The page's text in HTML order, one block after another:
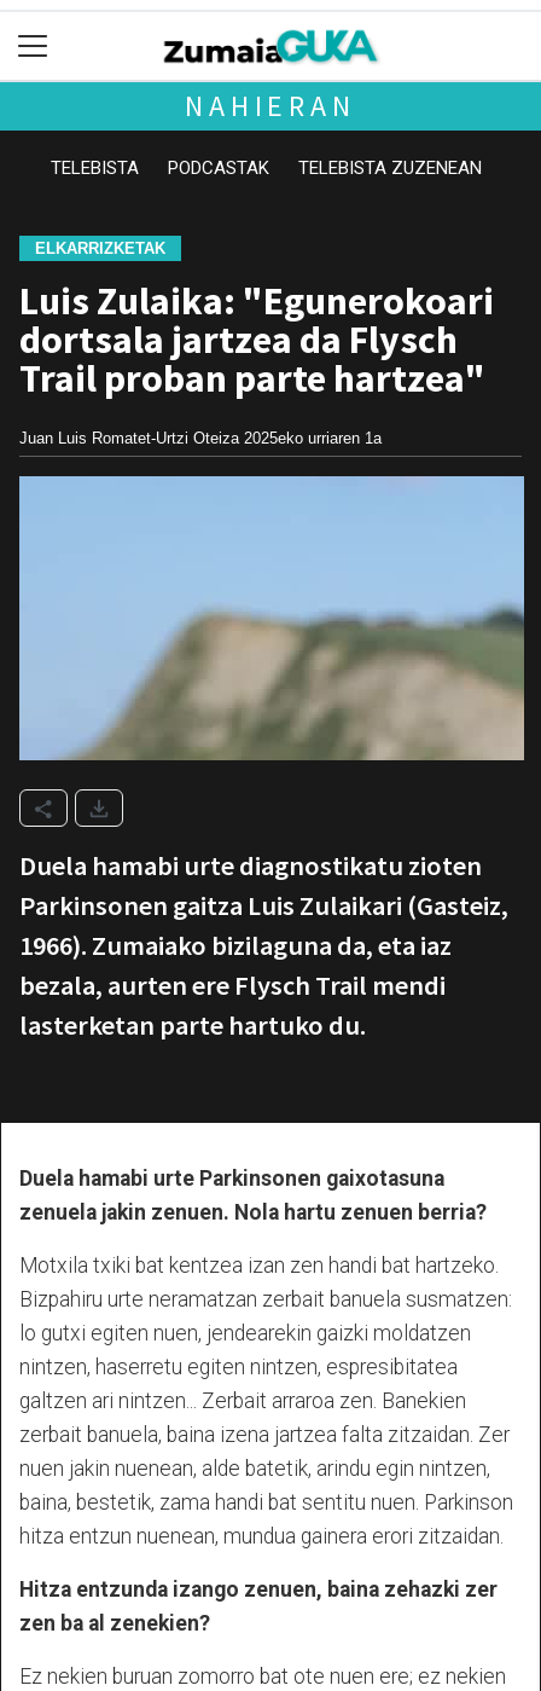
NAHIERAN
TELEBISTA PODCASTAK TELEBISTA ZUZENEAN
ELKARRIZKETAK
Luis Zulaika: "Egunerokoari
dortsala jartzea da Flysch
Trail proban parte hartzea"
Juan Luis Romatet-Urtzi Oteiza 2025eko urriaren 1a
Duela hamabi urte diagnostikatu zioten
Parkinsonen gaitza Luis Zulaikari (Gasteiz,
1966). Zumaiako bizilaguna da, eta iaz
bezala, aurten ere Flysch Trail mendi
lasterketan parte hartuko du.
Duela hamabi urte Parkinsonen gaixotasuna
zenuela jakin zenuen. Nola hartu zenuen berria?
Motxila txiki bat kentzea izan zen handi bat hartzeko.
Bizpahiru urte neramatzan zerbait banuela susmatzen:
lo gutxi egiten nuen, jendearekin gaizki moldatzen
nintzen, haserretu egiten nintzen, espresibitatea
galtzen ari nintzen... Zerbait arraroa zen. Banekien
zerbait banuela, baina izena jartzea falta zitzaidan. Zer
nuen jakin nuenean, alde batetik, arindu egin nintzen,
baina, bestetik, zama handi bat sentitu nuen. Parkinson
hitza entzun nuenean, mundua gainera erori zitzaidan.
Hitza entzunda izango zenuen, baina zehazki zer
zen ba al zenekien?
Ez nekien buruan zomorro bat ote nuen ere; ez nekien